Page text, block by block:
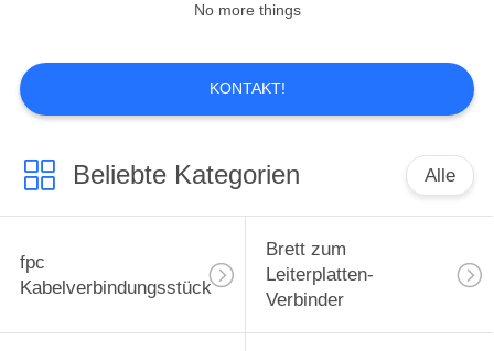
Rf-
Verbindungsstücke
der hohen Leistung
18
No more things
KONTAKT!
Beliebte Kategorien Alle
fpc
Kabelverbindungsstück
Brett zum
Leiterplatten-
Verbinder